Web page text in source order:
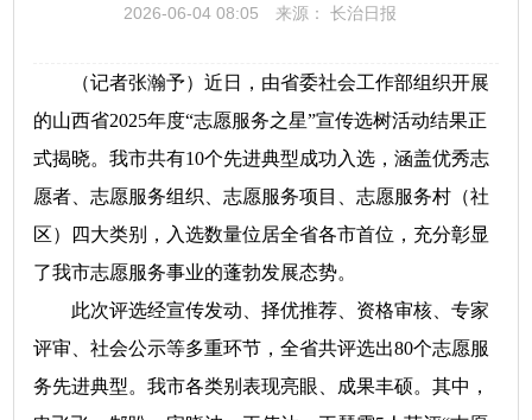
2026-06-04 08:05 来源： 长治日报
（记者张瀚予）近日，由省委社会工作部组织开展
的山西省2025年度“志愿服务之星”宣传选树活动结果正
式揭晓。我市共有10个先进典型成功入选，涵盖优秀志
愿者、志愿服务组织、志愿服务项目、志愿服务村（社
区）四大类别，入选数量位居全省各市首位，充分彰显
了我市志愿服务事业的蓬勃发展态势。
此次评选经宣传发动、择优推荐、资格审核、专家
评审、社会公示等多重环节，全省共评选出80个志愿服
务先进典型。我市各类别表现亮眼、成果丰硕。其中，